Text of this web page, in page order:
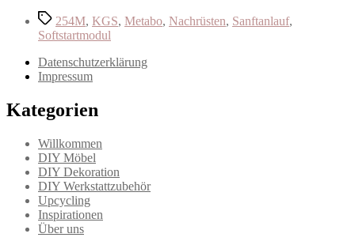
Schlagwörter
254M, KGS, Metabo, Nachrüsten, Sanftanlauf,
Softstartmodul
Datenschutzerklärung
Impressum
Kategorien
Willkommen
DIY Möbel
DIY Dekoration
DIY Werkstattzubehör
Upcycling
Inspirationen
Über uns